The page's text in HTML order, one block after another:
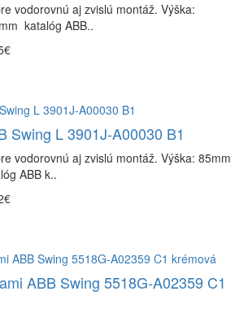
vodorovnú aj zvislú montáž. Výška:
katalóg ABB..
Swing L 3901J-A00030 B1
vodorovnú aj zvislú montáž. Výška: 85mm
ABB k..
ABB Swing 5518G-A02359 C1